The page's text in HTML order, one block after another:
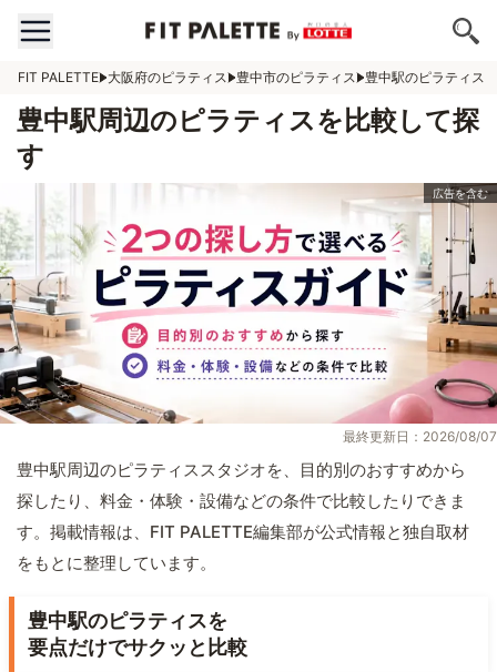
FIT PALETTE 大阪府のピラティス 豊中市のピラティス 豊中駅のピラティス
豊中駅周辺のピラティスを比較して探
す
最終更新日：2026/08/07
豊中駅周辺のピラティススタジオを、目的別のおすすめから
探したり、料金・体験・設備などの条件で比較したりできま
す。掲載情報は、FIT PALETTE編集部が公式情報と独自取材
をもとに整理しています。
豊中駅のピラティスを
要点だけでサクッと比較